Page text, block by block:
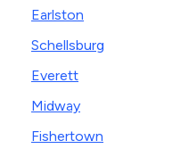
Earlston
Schellsburg
Everett
Midway
Fishertown